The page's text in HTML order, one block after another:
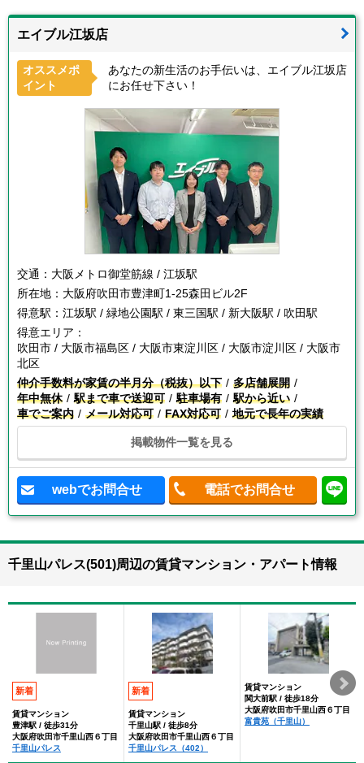
エイブル江坂店
オススメポ
イント
あなたの新生活のお手伝いは、エイブル江坂店
にお任せ下さい！
交通： 大阪メトロ御堂筋線 / 江坂駅
所在地： 大阪府吹田市豊津町1-25森田ビル2F
得意駅： 江坂駅 / 緑地公園駅 / 東三国駅 / 新大阪駅 / 吹田駅
得意エリア：
吹田市 / 大阪市福島区 / 大阪市東淀川区 / 大阪市淀川区 / 大阪市
北区
仲介手数料が家賃の半月分（税抜）以下
多店舗展開
年中無休
駅まで車で送迎可 駐車場有
駅から近い
車でご案内
メール対応可 FAX対応可 地元で長年の実績
掲載物件一覧を見る
webでお問合せ 電話でお問合せ
千里山パレス(501)周辺の賃貸マンション・アパート情報
新着
賃貸マンション
豊津駅 / 徒歩31分
大阪府吹田市千里山西６丁目
千里山パレス
新着
賃貸マンション
千里山駅 / 徒歩8分
大阪府吹田市千里山西６丁目
千里山パレス（402）
賃貸マンション
関大前駅 / 徒歩18分
大阪府吹田市千里山西６丁目
富貴苑（千里山）